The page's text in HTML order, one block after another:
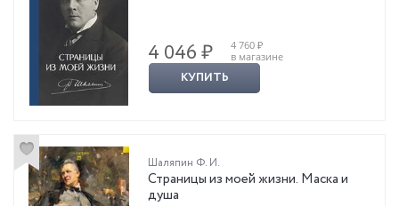
4 046 ₽
4 760 ₽
в магазине
КУПИТЬ
Шаляпин Ф. И.
Страницы из моей жизни. Маска и
душа